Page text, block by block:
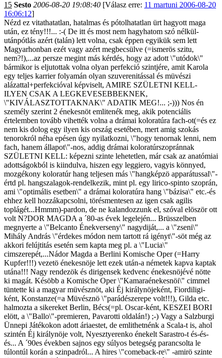
15 Sesto 2006-08-20 19:08:40 [Válasz erre: 11 martuni 2006-08-20
16:06:12]
Nézd ez vitathatatlan, hatalmas és pótolhatatlan ürt hagyott maga
után, ez tény!!!... :-( De itt és most nem hagyhatom szó nélkül-
utánpótlás azért (talán) lett volna, csak éppen egyikük sem lett
Magyarhonban ezét vagy azért megbecsülve (=ismerös szitu,
nem?!),...az persze megint más kérdés, hogy az adott \"utódok\"
bármikor is eljutottak volna olyan perfekció szintjére, amit Karola
egy teljes karrier folyamán olyan szuverenitással és müvészi
alázattal+perfekcióval képviselt, AMIRE SZÜLETNI KELL-
ILYEN CSAK A LEGKEVESEBBEKNEK,
\"KIVÁLASZTOTTAKNAK\" ADATIK MEG!... ;-))) Nos én
személy szerint 2 énekesnöt emlitenék meg, akik potenciális
értelemben tovább vihették volna a drámai koloratúra fach-ot(=és ez
nem kis dolog egy ilyen kis ország esetében, mert amig szokás
tenorokról néha epésen úgy nyilatkozni, \"hogy tenornak lenni, nem
fach, hanem állapot\"-nos, addig drámai koloratúrszopránnak
SZÜLETNI KELL: képezni szinte lehetetlen, már csak az anatómiai
adottságokból is kiindulva, hiszen egy leggiero, vagyis könnyed,
mozgékony koloratúr hang teljesen más \"hangképzö apparátussal\"-
értd pl. hangszalagok-rendelkezik, mint pl. egy lirico-spinto szoprán,
ami \"optimális esetben\" a drámai koloratúra hang \"bázisa\" etc.-és
ehhez kell hozzákapcsolni, törésmentesen az igen csak agilis
toplágét...Hmmm)-pardon, de ne kalandozzunk el, szóval elöször ott
volt N?DOR MAGDA a ´80-as évek legelején... Brüsszelben
megnyerte a \"Belcanto Énekverseny\" nagydiját,... a \"zseni\"
Mihály András \"érdekes módon nem tartott rá igényt\"-söt még az
akkori felújtitás esetén sem kapta meg pl. a \"Lucia\"
cimszerepét,...Nádor Magda a Berlini Komische Oper (=Harry
Kupfer!!!) vezetö énekesnöje lett ezek után-a németek kapva kaptak
utána!!! Nagy rendezök és dirigensek kedvenc énekesnöjévé nötte
ki magát. Késöbb a Komische Oper \"Kamaraénekesnöi\" cimmel
tüntette ki a magyar müvésznöt, aki Éj királynöjeként, Fiordiligi-
ként, Konstanze(=a Müvésznö \"parádészerepe volt!!!), Gilda etc.
halmozta a sikereket Berlin, Bécs(=pl. Oscar-ként, KESZEI BORI
elött, a \"Ballo\"-premieren, Pavarotti oldalán!) ;-) Vagy a Salzburgi
Ünnepi Játékokon adott áriaestet, de emlithetnénk a Scala-t is, ahol
szintén Éj királynöje volt, Nyesztyerenko énekelt Sarastro-t és-és-
és... A ´90es években sajnos egy súlyos betegség parancsolta le
túlontúl korán a szinpadról... A hires \"comeback-re\" -amirö szinte